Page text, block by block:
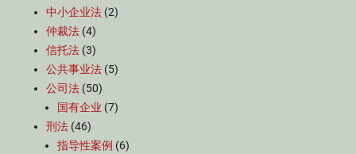
中小企业法 (2)
仲裁法 (4)
信托法 (3)
公共事业法 (5)
公司法 (50)
国有企业 (7)
刑法 (46)
指导性案例 (6)